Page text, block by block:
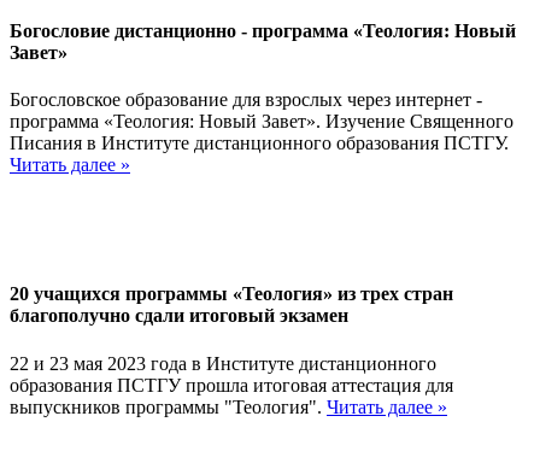
Богословие дистанционно - программа «Теология: Новый
Завет»
Богословское образование для взрослых через интернет -
программа «Теология: Новый Завет». Изучение Священного
Писания в Институте дистанционного образования ПСТГУ.
Читать далее »
20 учащихся программы «Теология» из трех стран
благополучно сдали итоговый экзамен
22 и 23 мая 2023 года в Институте дистанционного
образования ПСТГУ прошла итоговая аттестация для
выпускников программы "Теология". Читать далее »